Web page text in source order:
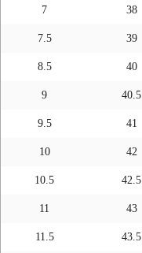
7 38
7.5 39
8.5 40
9 40.5
9.5 41
10 42
10.5 42.5
11 43
11.5 43.5